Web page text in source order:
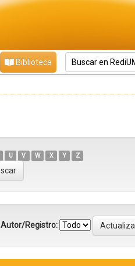
Biblioteca
U V W X Y Z
Autor/Registro: